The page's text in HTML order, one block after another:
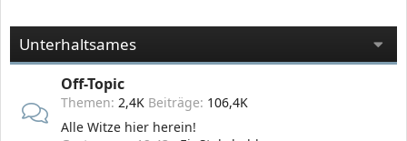
Unterhaltsames
Off-Topic
Themen 2,4K Beiträge 106,4K
Alle Witze hier herein!